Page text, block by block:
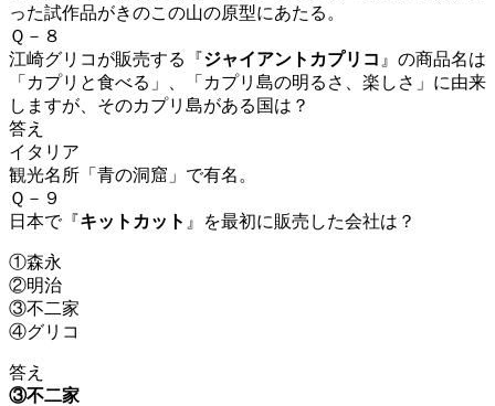
った試作品がきのこの山の原型にあたる。
Ｑ－８
江崎グリコが販売する『ジャイアントカプリコ 』の商品名は
「カプリと食べる」、「 カプリ島の明るさ、楽しさ」に由来
しますが、そのカプリ島がある国は？
答え
イタリア
観光名所「青の洞窟」で有名。
Ｑ－９
日本で『キットカット 』を最初に販売した会社は？
①森永
②明治
③不二家
④グリコ
答え
③不二家